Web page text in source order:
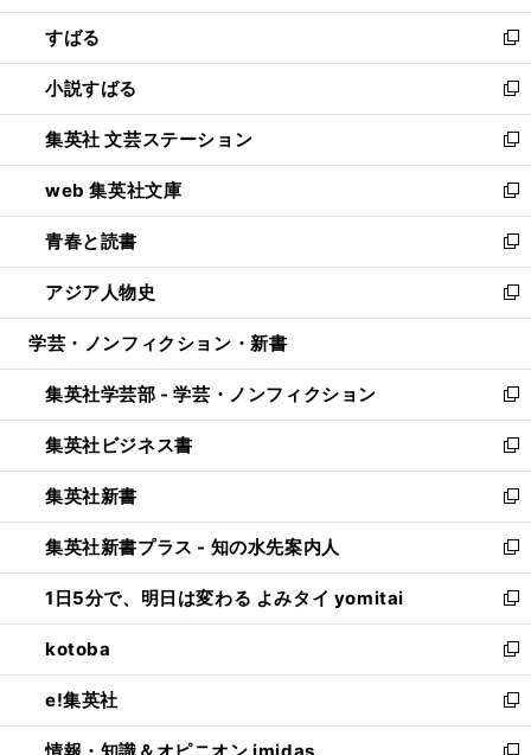
開
く
ウ
で
開
く
ン
ド
ウ
で
開
く
すばる
新
し
い
ウ
ィ
ン
ド
ウ
で
開
く
小説すばる
新
し
い
ウ
ィ
ン
ド
ウ
で
開
集英社 文芸ステーション
新
し
い
ウ
ィ
ン
ド
ウ
開
く
web 集英社文庫
新
し
い
ウ
ィ
ン
ウ
で
開
く
青春と読書
新
し
い
ウ
ン
ド
ウ
で
開
く
アジア人物史
新
し
ウ
ィ
ン
ド
ウ
で
開
く
学芸・ノンフィクション・新書
集英社学芸部 - 学芸・ノンフィクション
新
し
い
ウ
ィ
ン
ド
ウ
で
開
く
集英社ビジネス書
新
し
い
ウ
ィ
ン
ド
ウ
で
開
く
集英社新書
新
し
い
ウ
ィ
ン
ド
ウ
で
開
く
集英社新書プラス - 知の水先案内人
新
し
い
ウ
ィ
ン
ド
ウ
1日5分で、明日は変わる よみタイ yomitai
新
し
い
ウ
ィ
ン
kotoba
新
し
い
ウ
e!集英社
新
し